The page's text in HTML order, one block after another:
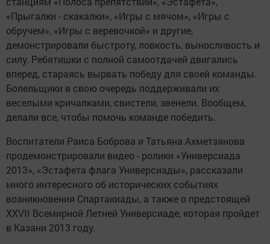
«Прыгалки - скакалки», «Игры с мячом», «Игры с
обручем», «Игры с веревочкой» и другие,
демонстрировали быстроту, ловкость, выносливость и
силу. Ребятишки с полной самоотдачей двигались
вперед, стараясь вырвать победу для своей команды.
Болельщики в свою очередь поддерживали их
веселыми кричалками, свистели, звенели. Вообщем,
делали все, чтобы помочь команде победить.
Воспитатели Раиса Боброва и Татьяна Ахметзянова
продемонстрировали видео - ролики «Универсиада
2013», «Эстафета флага Универсиады», рассказали
много интересного об исторических событиях
возникновения Спартакиады, а также о предстоящей
XXVII Всемирной Летней Универсиаде, которая пройдет
в Казани 2013 году.